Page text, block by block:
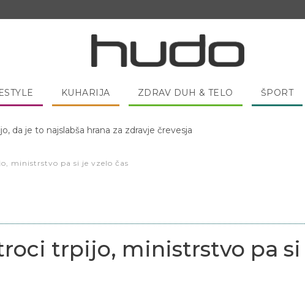
KUHARIJA ZDRAV DUH & TELO ŠPORT
da je to najslabša hrana za zdravje črevesja
ministrstvo pa si je vzelo čas
trpijo, ministrstvo pa si